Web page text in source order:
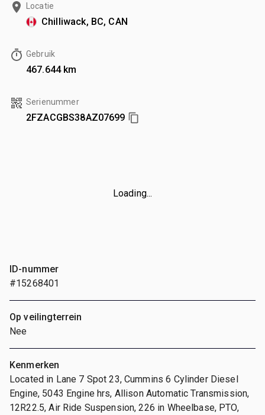
Locatie
Chilliwack, BC, CAN
Gebruik
467.644 km
Serienummer
2FZACGBS38AZ07699
Loading...
ID-nummer
#15268401
Op veilingterrein
Nee
Kenmerken
Located in Lane 7 Spot 23, Cummins 6 Cylinder Diesel
Engine, 5043 Engine hrs, Allison Automatic Transmission,
12R22.5, Air Ride Suspension, 226 in Wheelbase, PTO,